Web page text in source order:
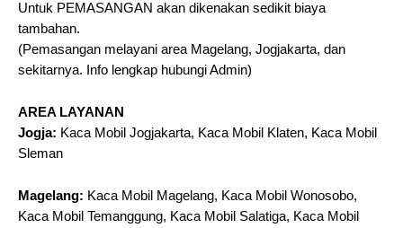
Untuk PEMASANGAN akan dikenakan sedikit biaya
tambahan.
(Pemasangan melayani area Magelang, Jogjakarta, dan
sekitarnya. Info lengkap hubungi Admin)
AREA LAYANAN
Jogja: Kaca Mobil Jogjakarta, Kaca Mobil Klaten, Kaca Mobil
Sleman
Magelang: Kaca Mobil Magelang, Kaca Mobil Wonosobo,
Kaca Mobil Temanggung, Kaca Mobil Salatiga, Kaca Mobil